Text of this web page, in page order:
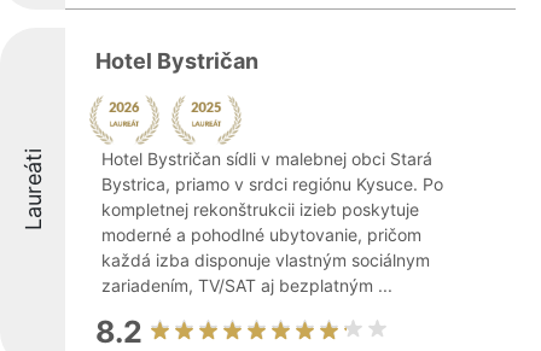
Laureáti
Hotel Bystričan
Hotel Bystričan sídli v malebnej obci Stará
Bystrica, priamo v srdci regiónu Kysuce. Po
kompletnej rekonštrukcii izieb poskytuje
moderné a pohodlné ubytovanie, pričom
každá izba disponuje vlastným sociálnym
zariadením, TV/SAT aj bezplatným ...
8.2